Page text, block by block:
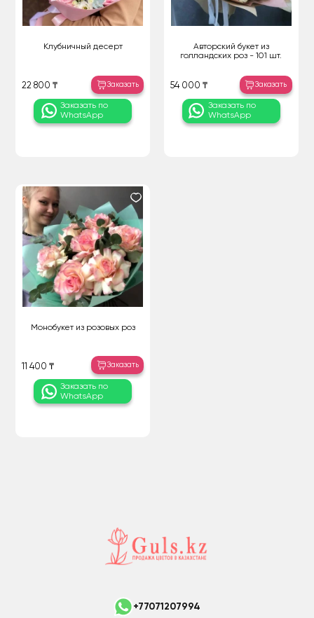
Клубничный десерт
22 800 ₸ Заказать
Заказать по
WhatsApp
Авторский букет из
голландских роз - 101 шт.
54 000 ₸ Заказать
Заказать по
WhatsApp
Монобукет из розовых роз
11 400 ₸ Заказать
Заказать по
WhatsApp
+77071207994